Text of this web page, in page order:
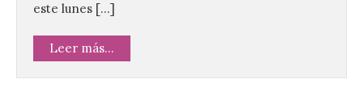
este lunes […]
Leer más...